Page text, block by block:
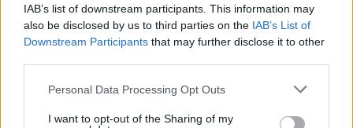
IAB’s list of downstream participants. This information may
also be disclosed by us to third parties on the IAB’s List of
Downstream Participants that may further disclose it to other
Personal Data Processing Opt Outs
I want to opt-out of the Sharing of my
όλα τα υπόβαθρα, δημιουργώντας έτσι ένα
καινοτόμο και χωρίς αποκλεισμούς περιβάλλον
στο οποίο η ψυχική υγεία μπορεί να ανθίσει».
Εκτός από σειρά εκπαιδευτικών προγραμμάτων
και προμήθεια ιατρικού εξοπλισμού τελευταίας